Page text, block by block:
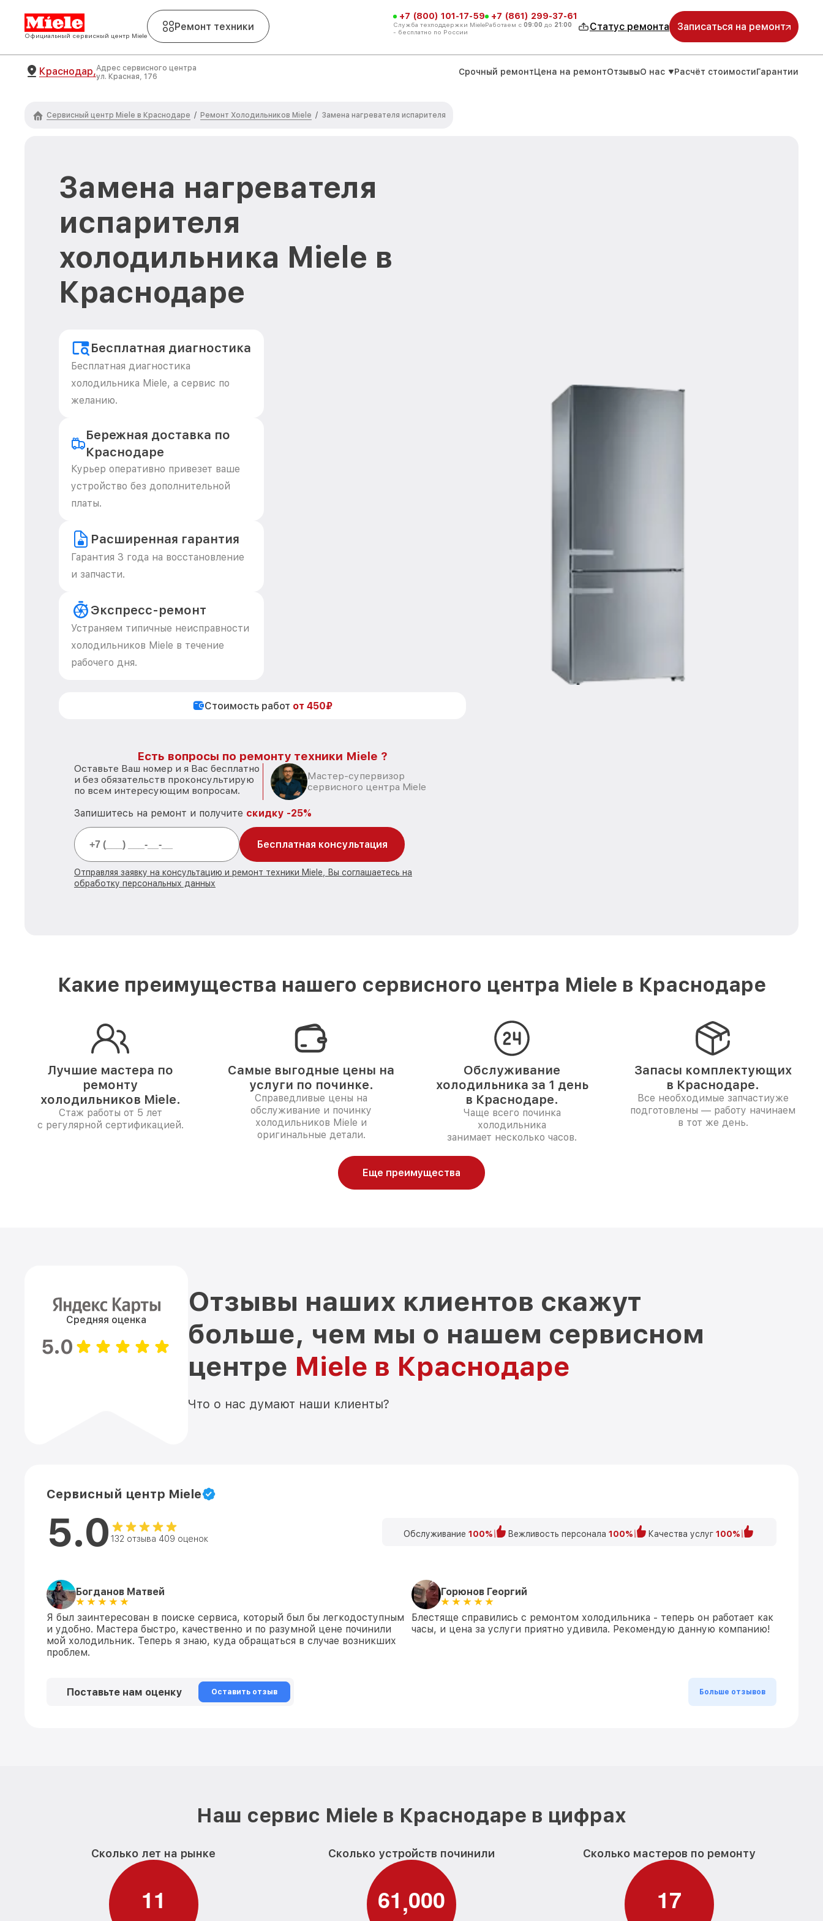
Официальный сервисный центр Miele
Ремонт техники
+7 (800) 101-17-59
Служба техподдержки Miele
- бесплатно по России
+7 (861) 299-37-61
Работаем с 09:00 до 21:00 Статус ремонта Записаться на ремонт
Краснодар,Адрес сервисного центра
ул. Красная, 176
Срочный ремонтЦена на ремонтОтзывыО нас Расчёт стоимостиГарантии
Сервисный центр Miele в Краснодаре / Ремонт Холодильников Miele / Замена нагревателя испарителя
Замена нагревателя
испарителя
холодильника Miele в
Краснодаре
Бесплатная диагностика
Бесплатная диагностика
холодильника Miele, а сервис по
желанию.
Бережная доставка по
Краснодаре
Курьер оперативно привезет ваше
устройство без дополнительной
платы.
Расширенная гарантия
Гарантия 3 года на восстановление
и запчасти.
Экспресс-ремонт
Устраняем типичные неисправности
холодильников Miele в течение
рабочего дня.
Стоимость работ от 450₽
Есть вопросы по ремонту техники Miele ?
Оставьте Ваш номер и я Вас бесплатно
и без обязательств проконсультирую
по всем интересующим вопросам.
Мастер-супервизор
сервисного центра Miele
Запишитесь на ремонт и получите скидку -25%
Бесплатная консультация
Отправляя заявку на консультацию и ремонт техники Miele, Вы соглашаетесь на
обработку персональных данных
Какие преимущества нашего сервисного центра Miele в Краснодаре
Лучшие мастера по
ремонту
холодильников Miele.
Стаж работы от 5 лет
с регулярной сертификацией.
Самые выгодные цены на
услуги по починке.
Справедливые цены на
обслуживание и починку
холодильников Miele и
оригинальные детали.
Обслуживание
холодильника за 1 день
в Краснодаре.
Чаще всего починка
холодильника
занимает несколько часов.
Запасы комплектующих
в Краснодаре.
Все необходимые запчастиуже
подготовлены — работу начинаем
в тот же день.
Еще преимущества
Средняя оценка
5.0
Отзывы наших клиентов скажут
больше, чем мы о нашем сервисном
центре Miele в Краснодаре
Что о нас думают наши клиенты?
Сервисный центр Miele
5.0 132 отзыва 409 оценок Обслуживание 100% Вежливость персонала 100% Качества услуг 100%
Богданов Матвей
Я был заинтересован в поиске сервиса, который был бы легкодоступным
и удобно. Мастера быстро, качественно и по разумной цене починили
мой холодильник. Теперь я знаю, куда обращаться в случае возникших
проблем.
Горюнов Георгий
Блестяще справились с ремонтом холодильника - теперь он работает как
часы, и цена за услуги приятно удивила. Рекомендую данную компанию!
Поставьте нам оценку Оставить отзыв Больше отзывов
Наш сервис Miele в Краснодаре в цифрах
Сколько лет на рынке
11
Сколько устройств починили
61,000
Сколько мастеров по ремонту
17